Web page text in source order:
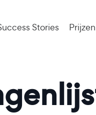
Stories Prijzen